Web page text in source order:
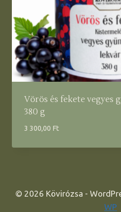
Vörös és fekete vegyes
380 g
3 300,00 Ft
© 2026 Kövirózsa -
WP